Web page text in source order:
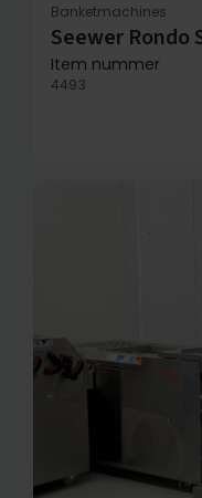
Banketmachines
Seewer Rondo
Item nummer
4493